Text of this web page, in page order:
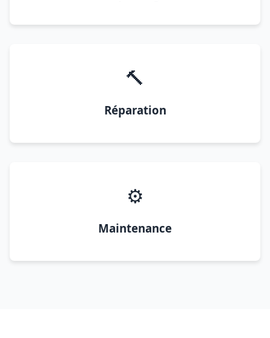
🔨
Réparation
⚙️
Maintenance